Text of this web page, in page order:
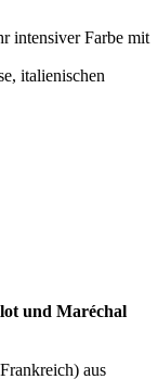
intensiver Farbe mit
italienischen
und Maréchal
aus